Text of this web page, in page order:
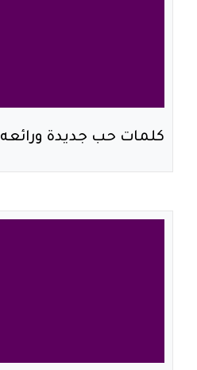
كلمات حب جديدة ورائعه